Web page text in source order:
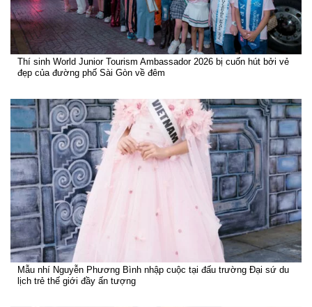
Thí sinh World Junior Tourism Ambassador 2026 bị cuốn hút bởi vẻ
đẹp của đường phố Sài Gòn về đêm
Mẫu nhí Nguyễn Phương Bình nhập cuộc tại đấu trường Đại sứ du
lịch trẻ thế giới đầy ấn tượng